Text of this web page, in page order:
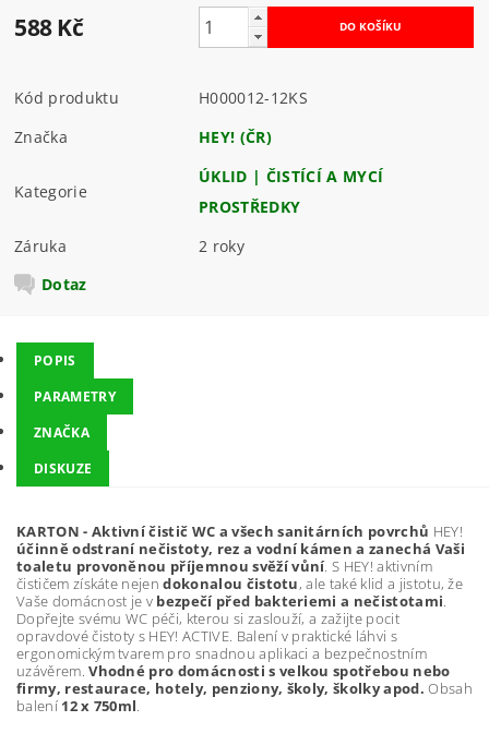
588 Kč
Kód produktu
H000012-12KS
Značka
HEY! (ČR)
Kategorie
ÚKLID | ČISTÍCÍ A MYCÍ
PROSTŘEDKY
Záruka
2 roky
Dotaz
POPIS
PARAMETRY
ZNAČKA
DISKUZE
KARTON - Aktivní čistič WC a všech sanitárních povrchů HEY!
účinně odstraní nečistoty, rez a vodní kámen a zanechá Vaši
toaletu provoněnou příjemnou svěží vůní. S HEY! aktivním
čističem získáte nejendokonalou čistotu, ale také klid a jistotu, že
Vaše domácnost je v bezpečí před bakteriemi a nečistotami
Dopřejte svému WC péči, kterou si zaslouží, a zažijte pocit
opravdové čistoty s HEY! ACTIVE. Balení v praktické láhvi s
ergonomickým tvarem pro snadnou aplikaci a bezpečnostním
uzávěrem.Vhodné pro domácnosti s velkou spotřebou nebo
firmy, restaurace, hotely, penziony, školy, školky apod. Obsah
balení12 x 750ml